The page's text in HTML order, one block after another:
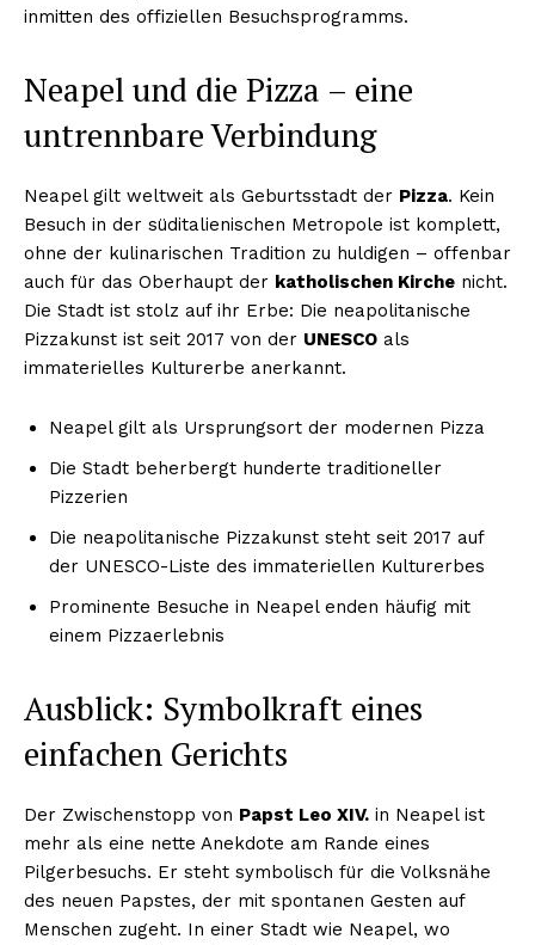
inmitten des offiziellen Besuchsprogramms.
Neapel und die Pizza – eine
untrennbare Verbindung
Neapel gilt weltweit als Geburtsstadt der Pizza. Kein
Besuch in der süditalienischen Metropole ist komplett,
ohne der kulinarischen Tradition zu huldigen – offenbar
auch für das Oberhaupt der katholischen Kirche nicht.
Die Stadt ist stolz auf ihr Erbe: Die neapolitanische
Pizzakunst ist seit 2017 von der UNESCO als
immaterielles Kulturerbe anerkannt.
Neapel gilt als Ursprungsort der modernen Pizza
Die Stadt beherbergt hunderte traditioneller
Pizzerien
Die neapolitanische Pizzakunst steht seit 2017 auf
der UNESCO-Liste des immateriellen Kulturerbes
Prominente Besuche in Neapel enden häufig mit
einem Pizzaerlebnis
Ausblick: Symbolkraft eines
einfachen Gerichts
Der Zwischenstopp von Papst Leo XIV. in Neapel ist
mehr als eine nette Anekdote am Rande eines
Pilgerbesuchs. Er steht symbolisch für die Volksnähe
des neuen Papstes, der mit spontanen Gesten auf
Menschen zugeht. In einer Stadt wie Neapel, wo